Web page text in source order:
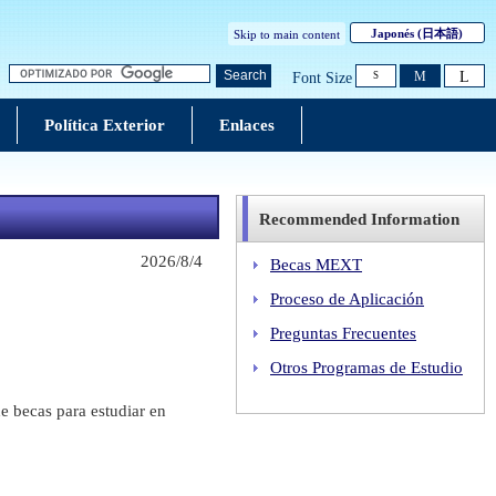
Skip to main content Japonés(日本語)
Search Font Size S M L
Política Exterior Enlaces
2026/8/4
becas para estudiar en
Recommended Information
Becas MEXT
Proceso de Aplicación
Preguntas Frecuentes
Otros Programas de Estudio